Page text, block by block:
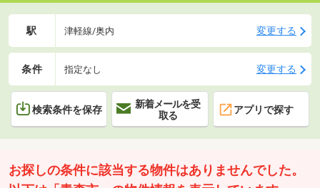
駅 津軽線/奥内 変更する
条件 指定なし 変更する
検索条件を保存
新着メールを受
取る
アプリで探す
お探しの条件に該当する物件はありませんでした。